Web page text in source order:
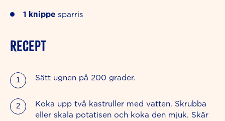
1 knippe sparris
RECEPT
Sätt ugnen på 200 grader.
Koka upp två kastruller med vatten. Skrubba
eller skala potatisen och koka den mjuk. Skär